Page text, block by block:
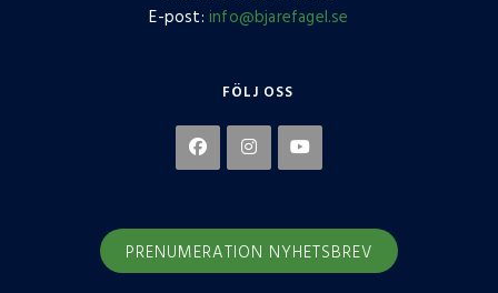
E-post: info@bjarefagel.se
FÖLJ OSS
PRENUMERATION NYHETSBREV